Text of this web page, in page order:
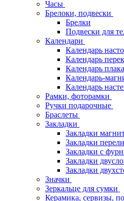
Часы
Брелоки, подвески
Брелки
Подвески для
Календари
Календарь
Календарь
Календарь
Календарь-
Календарь
Рамки, фоторамки
Ручки подарочные
Браслеты
Закладки
Закладки
Закладки
Закладки с
Закладки
Закладки
Значки
Зеркальце для сумки
Керамика, сервизы,